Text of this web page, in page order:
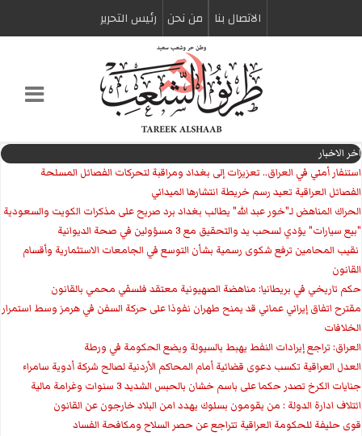
الاتصال بنا من نحن رئیس التحریر
اخر الاخبار
استنفار أمني في العراق.. تعزيزات إلى بغداد ومراقبة لتحركات الفصائل المسلحة
الفصائل العراقية تعيد رسم خريطة انتشارها الميداني
الحراك المناهض لـ"خور عبد الله" يطالب بغداد برد صريح على مذكرات الكويت والسعودية
"بيع سيارات" يؤدي لسحب يد والتحقيق مع 3 مسؤولين في صحة الديوانية
‏ نقيب المحامين ترفع شكوى رسمية بشأن التوسع في الجامعات الاستثمارية وأقسام
القانون
حكم تاريخي في بريطانيا: مناهضة الصهيونية معتقد فلسفي محمي بالقانون
مقترح اتفاق إيراني عماني قد يمنح طهران نفوذا على حركة السفن في هرمز وسط استمرار
الخلافات
العراق: تراجع إيرادات النفط يهبط بالسيولة ويضع الحكومة في ورطة
العدل العراقية تكسب دعوى قضائية أمام المحاكم الأردنية لصالح شركة أدوية سامراء
جنايات الكرخ تصدر حكما على باسم خشان بالحبس الشديد 3 سنوات وغرامة مالية
ائتلاف ادارة الدولة : من يقومون بسلوك يهدد امن البلاد خارجون عن القانون
قوى حليفة للحكومة العراقية تتراجع عن حصر السلاح ومكافحة الفساد